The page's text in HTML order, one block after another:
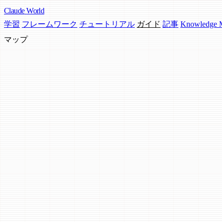
Claude World
学習 フレームワーク チュートリアル ガイド 記事 Knowledge
マップ